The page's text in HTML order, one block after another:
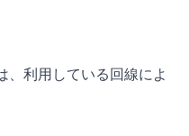
、利用している回線によ